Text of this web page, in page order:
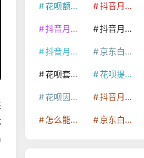
花呗额度提升 抖音月付套现24小时接单
抖音月付套现多少手续费 抖音月付套现商家有哪些
抖音月付套现最新方法 京东白条额度提升
花呗套取现金最佳方法 花呗提额技巧
花呗因为套现被限额了这种情况要多久才会好 抖音月付套现秒回100起
怎么能把京东白条额度钱套出来 京东白条套出来手续费多少